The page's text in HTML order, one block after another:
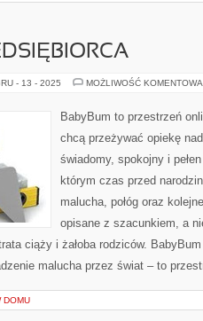
- 13 - 2025 MOŻLIWOŚĆ
BabyBum to przestrzeń
chcą przeżywać opiekę
świadomy, spokojny i
którym czas przed
malucha, połóg oraz
opisane z szacunkiem, a
ciąży i żałoba rodziców.
malucha przez świat – to
DOMU